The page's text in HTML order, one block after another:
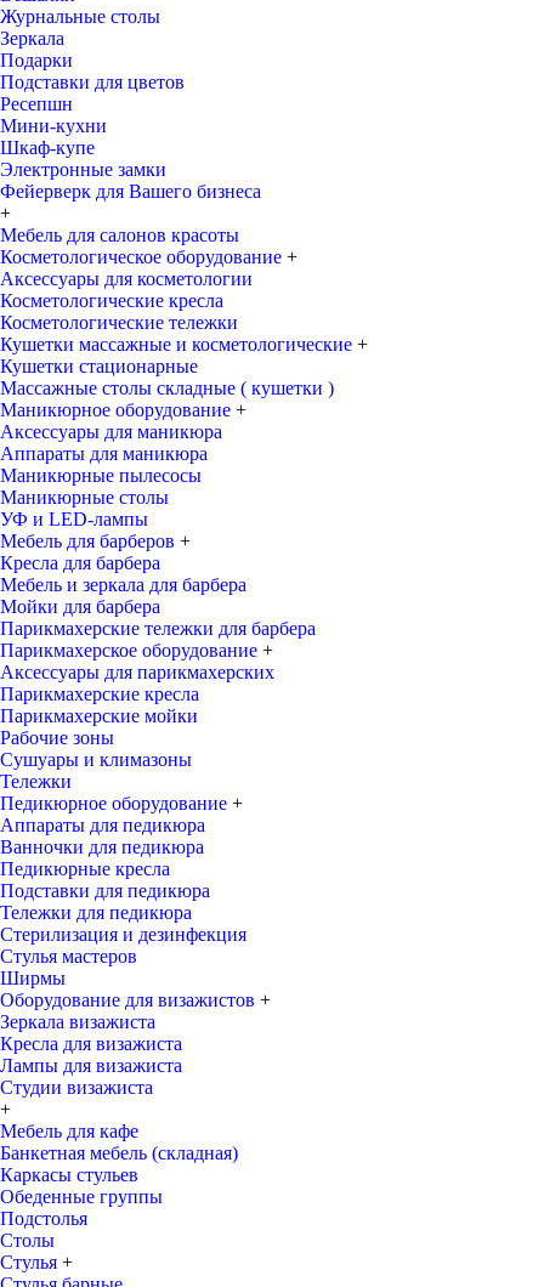
Журнальные столы
Зеркала
Подарки
Подставки для цветов
Ресепшн
Мини-кухни
Шкаф-купе
Электронные замки
Фейерверк для Вашего бизнеса
+
Мебель для салонов красоты
Косметологическое оборудование +
Аксессуары для косметологии
Косметологические кресла
Косметологические тележки
Кушетки массажные и косметологические +
Кушетки стационарные
Массажные столы складные ( кушетки )
Маникюрное оборудование +
Аксессуары для маникюра
Аппараты для маникюра
Маникюрные пылесосы
Маникюрные столы
УФ и LED-лампы
Мебель для барберов +
Кресла для барбера
Мебель и зеркала для барбера
Мойки для барбера
Парикмахерские тележки для барбера
Парикмахерское оборудование +
Аксессуары для парикмахерских
Парикмахерские кресла
Парикмахерские мойки
Рабочие зоны
Сушуары и климазоны
Тележки
Педикюрное оборудование +
Аппараты для педикюра
Ванночки для педикюра
Педикюрные кресла
Подставки для педикюра
Тележки для педикюра
Стерилизация и дезинфекция
Стулья мастеров
Ширмы
Оборудование для визажистов +
Зеркала визажиста
Кресла для визажиста
Лампы для визажиста
Студии визажиста
+
Мебель для кафе
Банкетная мебель (складная)
Каркасы стульев
Обеденные группы
Подстолья
Столы
Стулья +